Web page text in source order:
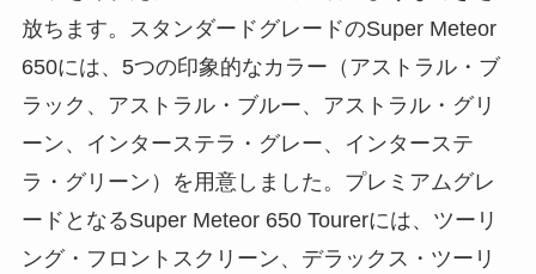
放ちます。スタンダードグレードのSuper Meteor
650には、5つの印象的なカラー（アストラル・ブ
ラック、アストラル・ブルー、アストラル・グリ
ーン、インターステラ・グレー、インターステ
ラ・グリーン）を用意しました。プレミアムグレ
ードとなるSuper Meteor 650 Tourerには、ツーリ
ング・フロントスクリーン、デラックス・ツーリ